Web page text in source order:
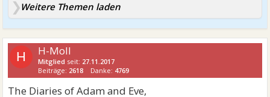
Weitere Themen laden
H H-Moll
Mitglied seit: 27.11.2017
Beiträge: 2618 Danke: 4769
The Diaries of Adam and Eve,